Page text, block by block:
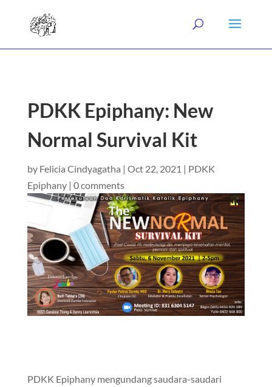
PDKK Epiphany: New
Normal Survival Kit
by Felicia Cindyagatha | Oct 22, 2021 | PDKK
Epiphany| 0 comments
PDKK Epiphany mengundang saudara-saudari